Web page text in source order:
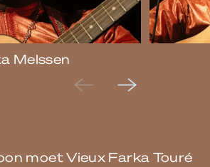
Melssen
moet Vieux Farka Touré